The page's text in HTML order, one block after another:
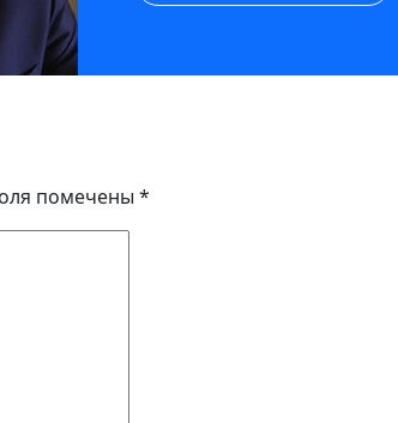
помечены *